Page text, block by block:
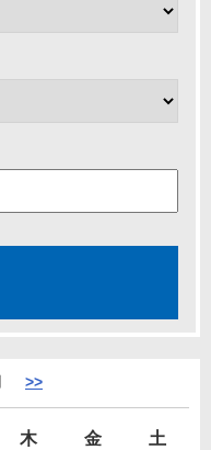
>>
木 金
土